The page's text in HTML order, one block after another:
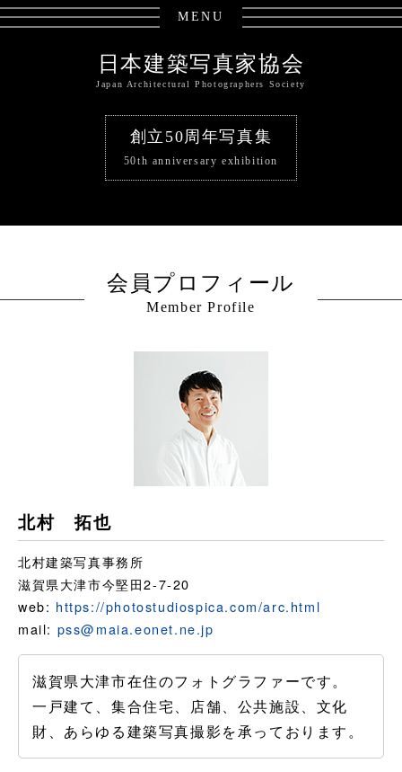
MENU
日本建築写真家協会
Japan Architectural Photographers Society
創立50周年写真集
50th anniversary exhibition
会員プロフィール
Member Profile
北村 拓也
北村建築写真事務所
滋賀県大津市今堅田2-7-20
web: https://photostudiospica.com/arc.html
mail: pss@maia.eonet.ne.jp
滋賀県大津市在住のフォトグラファーです。
一戸建て、集合住宅、店舗、公共施設、文化
財、あらゆる建築写真撮影を承っております。